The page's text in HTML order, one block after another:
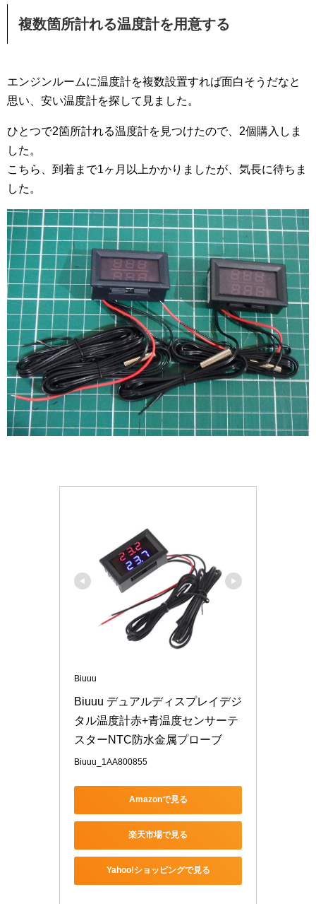
複数箇所計れる温度計を用意する
エンジンルームに温度計を複数設置すれば面白そうだなと
思い、安い温度計を探して見ました。
ひとつで2箇所計れる温度計を見つけたので、2個購入しま
した。
こちら、到着まで1ヶ月以上かかりましたが、気長に待ちま
した。
Biuuu
Biuuu デュアルディスプレイデジ
タル温度計赤+青温度センサーテ
スターNTC防水金属プローブ
Biuuu_1AA800855
Amazonで見る
楽天市場で見る
Yahoo!ショッピングで見る